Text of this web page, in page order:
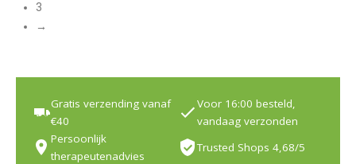
3
→
Gratis verzending vanaf
€40
Voor 16:00 besteld,
vandaag verzonden
Persoonlijk
therapeutenadvies
Trusted Shops 4,68/5